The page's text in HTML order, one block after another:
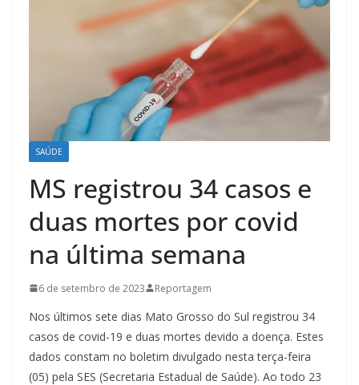
SAÚDE
MS registrou 34 casos e
duas mortes por covid
na última semana
6 de setembro de 2023 Reportagem
Nos últimos sete dias Mato Grosso do Sul registrou 34
casos de covid-19 e duas mortes devido a doença. Estes
dados constam no boletim divulgado nesta terça-feira
(05) pela SES (Secretaria Estadual de Saúde). Ao todo 23